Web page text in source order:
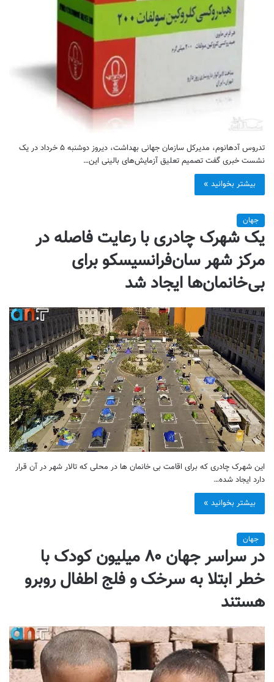
تدروس آدهانوم، مدیرکل سازمان جهانی بهداشت، دیروز دوشنبه ۵ خرداد در یک
نشست خبری گفت تصمیم تعلیق آزمایش‌های بالینی این…
بیشتر بخوانید »
جهان
یک شهرک چادری با رعایت فاصله در
مرکز شهر سان‌فرانسیسکو برای
بی‌خانمان‌ها ایجاد شد
این شهرک چادری که برای اقامت بی خانمان ها در محلی که تالار شهر در آن قرار
دارد ایجاد شده…
بیشتر بخوانید »
جهان
در سراسر جهان ۸۰ میلیون کودک با
خطر ابتلا به سرخک و فلج اطفال روبرو
هستند